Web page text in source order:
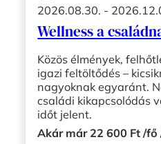
2026.08.30. -
Wellness a
Közös élmények,
igazi feltöltődés –
nagyoknak egyaránt.
családi kikapcsolódás
időt jelent.
Akár már 22 600 Ft /fő